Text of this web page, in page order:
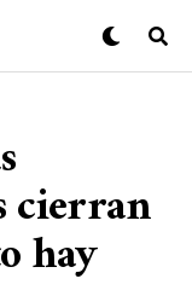
cierran
hay